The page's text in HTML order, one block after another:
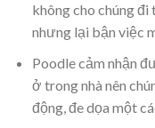
không cho chúng đi
nhưng lại bận việc
Poodle cảm nhận
ở trong nhà nên
động, đe dọa một